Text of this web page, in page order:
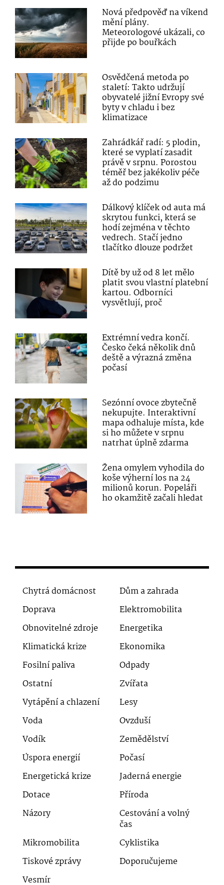
Nová předpověď na víkend
mění plány.
Meteorologové ukázali, co
přijde po bouřkách
Osvědčená metoda po
staletí: Takto udržují
obyvatelé jižní Evropy své
byty v chladu i bez
klimatizace
Zahrádkář radí: 5 plodin,
které se vyplatí zasadit
právě v srpnu. Porostou
téměř bez jakékoliv péče
až do podzimu
Dálkový klíček od auta má
skrytou funkci, která se
hodí zejména v těchto
vedrech. Stačí jedno
tlačítko dlouze podržet
Dítě by už od 8 let mělo
platit svou vlastní platební
kartou. Odborníci
vysvětlují, proč
Extrémní vedra končí.
Česko čeká několik dnů
deště a výrazná změna
počasí
Sezónní ovoce zbytečně
nekupujte. Interaktivní
mapa odhaluje místa, kde
si ho můžete v srpnu
natrhat úplně zdarma
Žena omylem vyhodila do
koše výherní los na 24
milionů korun. Popeláři
ho okamžitě začali hledat
Chytrá domácnost
Dům a zahrada
Doprava
Elektromobilita
Obnovitelné zdroje
Energetika
Klimatická krize
Ekonomika
Fosilní paliva
Odpady
Ostatní
Zvířata
Vytápění a chlazení
Lesy
Voda
Ovzduší
Vodík
Zemědělství
Úspora energií
Počasí
Energetická krize
Jaderná energie
Dotace
Příroda
Názory
Cestování a volný
čas
Mikromobilita
Cyklistika
Tiskové zprávy
Doporučujeme
Vesmír